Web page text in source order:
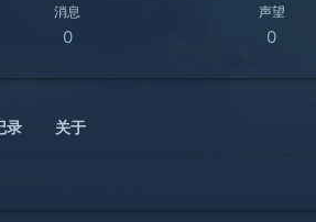
消息
0
声望
0
录 关于